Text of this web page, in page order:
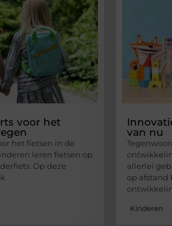
voor het
het fietsen in de
leren fietsen op
Op deze
van nu
allerlei
op afstand
Kinderen